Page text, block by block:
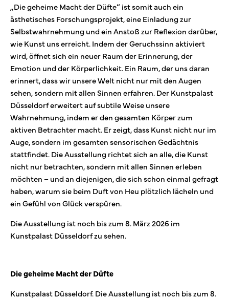
„Die geheime Macht der Düfte“ ist somit auch ein
ästhetisches Forschungsprojekt, eine Einladung zur
Selbstwahrnehmung und ein Anstoß zur Reflexion darüber,
wie Kunst uns erreicht. Indem der Geruchssinn aktiviert
wird, öffnet sich ein neuer Raum der Erinnerung, der
Emotion und der Körperlichkeit. Ein Raum, der uns daran
erinnert, dass wir unsere Welt nicht nur mit den Augen
sehen, sondern mit allen Sinnen erfahren. Der Kunstpalast
Düsseldorf erweitert auf subtile Weise unsere
Wahrnehmung, indem er den gesamten Körper zum
aktiven Betrachter macht. Er zeigt, dass Kunst nicht nur im
Auge, sondern im gesamten sensorischen Gedächtnis
stattfindet. Die Ausstellung richtet sich an alle, die Kunst
nicht nur betrachten, sondern mit allen Sinnen erleben
möchten – und an diejenigen, die sich schon einmal gefragt
haben, warum sie beim Duft von Heu plötzlich lächeln und
ein Gefühl von Glück verspüren.
Die Ausstellung ist noch bis zum 8. März 2026 im
Kunstpalast Düsseldorf zu sehen.
Die geheime Macht der Düfte
Kunstpalast Düsseldorf. Die Ausstellung ist noch bis zum 8.